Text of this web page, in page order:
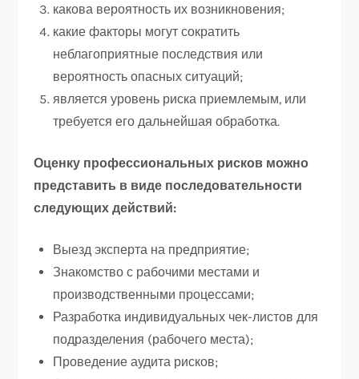
какова вероятность их возникновения;
какие факторы могут сократить
неблагоприятные последствия или
вероятность опасных ситуаций;
является уровень риска приемлемым, или
требуется его дальнейшая обработка.
Оценку профессиональных рисков можно
представить в виде последовательности
следующих действий:
Выезд эксперта на предприятие;
Знакомство с рабочими местами и
производственными процессами;
Разработка индивидуальных чек-листов для
подразделения (рабочего места);
Проведение аудита рисков;